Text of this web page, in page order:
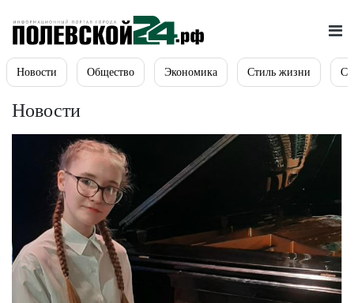
Новости Общество Экономика Стиль жизни
Новости